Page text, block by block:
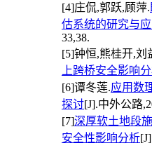
[4]庄侃,郭跃,顾萍.
估系统的研究与应
33,38.
[5]钟恒,熊桂开,刘
上跨桥安全影响
[6]谭冬莲.应用数
探讨[J].中外公路
[7]深厚软土地段
安全性影响分析